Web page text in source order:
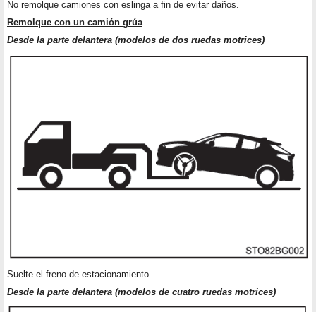
No remolque camiones con eslinga a fin de evitar daños.
Remolque con un camión grúa
Desde la parte delantera (modelos de dos ruedas motrices)
Suelte el freno de estacionamiento.
Desde la parte delantera (modelos de cuatro ruedas motrices)